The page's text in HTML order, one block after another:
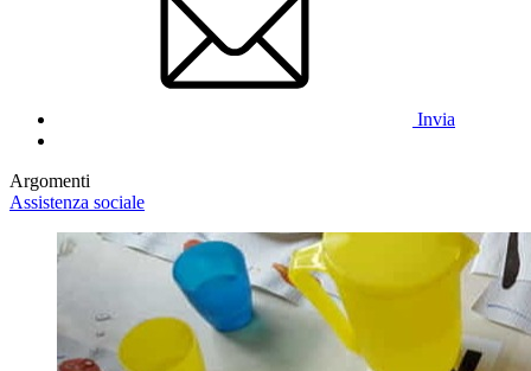
Invia
Argomenti
Assistenza sociale